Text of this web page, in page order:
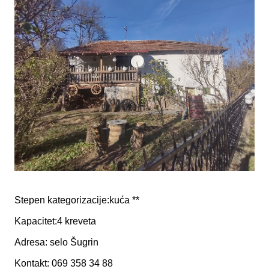
Stepen kategorizacije:kuća **
Kapacitet:4 kreveta
Adresa: selo Šugrin
Kontakt: 069 358 34 88